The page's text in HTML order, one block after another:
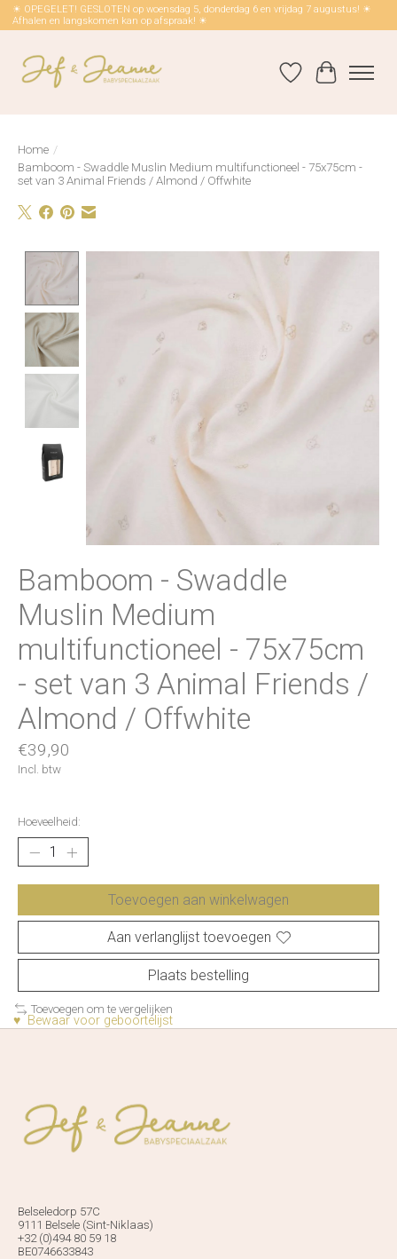
☀ OPEGELET! GESLOTEN op woensdag 5, donderdag 6 en vrijdag 7 augustus! ☀
Afhalen en langskomen kan op afspraak! ☀
Verlanglijst
Home /
Bamboom - Swaddle Muslin Medium multifunctioneel - 75x75cm -
set van 3 Animal Friends / Almond / Offwhite
Bamboom - Swaddle
Muslin Medium
multifunctioneel - 75x75cm
- set van 3 Animal Friends /
Almond / Offwhite
€39,90
Incl. btw
Hoeveelheid:
Toevoegen aan winkelwagen
Aan verlanglijst toevoegen
Plaats bestelling
Toevoegen om te vergelijken
♥ Bewaar voor geboortelijst
Belseledorp 57C
9111 Belsele (Sint-Niklaas)
+32 (0)494 80 59 18
BE0746633843